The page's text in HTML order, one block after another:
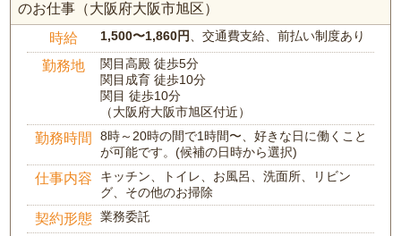
のお仕事（大阪府大阪市旭区）
時給 1,500〜1,860円、交通費支給、前払い制度あり
勤務地
関目高殿 徒歩5分
関目成育 徒歩10分
関目 徒歩10分
（大阪府大阪市旭区付近）
勤務時間
8時～20時の間で1時間〜、好きな日に働くこと
が可能です。(候補の日時から選択)
仕事内容
キッチン、トイレ、お風呂、洗面所、リビン
グ、その他のお掃除
契約形態 業務委託